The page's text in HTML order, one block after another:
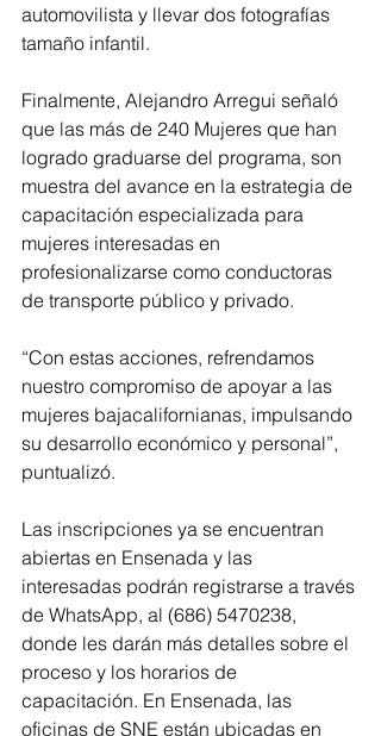
automovilista y llevar dos fotografías
tamaño infantil.
Finalmente, Alejandro Arregui señaló
que las más de 240 Mujeres que han
logrado graduarse del programa, son
muestra del avance en la estrategia de
capacitación especializada para
mujeres interesadas en
profesionalizarse como conductoras
de transporte público y privado.
“Con estas acciones, refrendamos
nuestro compromiso de apoyar a las
mujeres bajacalifornianas, impulsando
su desarrollo económico y personal”,
puntualizó.
Las inscripciones ya se encuentran
abiertas en Ensenada y las
interesadas podrán registrarse a través
de WhatsApp, al (686) 5470238,
donde les darán más detalles sobre el
proceso y los horarios de
capacitación. En Ensenada, las
oficinas de SNE están ubicadas en